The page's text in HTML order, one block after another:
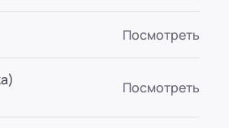
Посмотреть
Посмотреть